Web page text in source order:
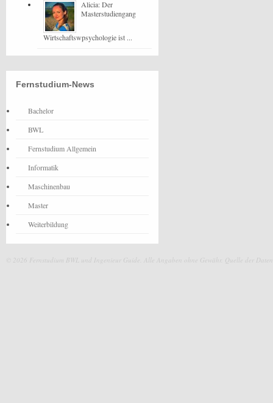
Alicia: Der
Masterstudiengang
Wirtschaftswpsychologie ist ...
Fernstudium-News
Bachelor
BWL
Fernstudium Allgemein
Informatik
Maschinenbau
Master
Weiterbildung
© 2026 Fernstudium BWL und Ingenieur Guide. Alle Angaben ohne Gewähr. Quelle der